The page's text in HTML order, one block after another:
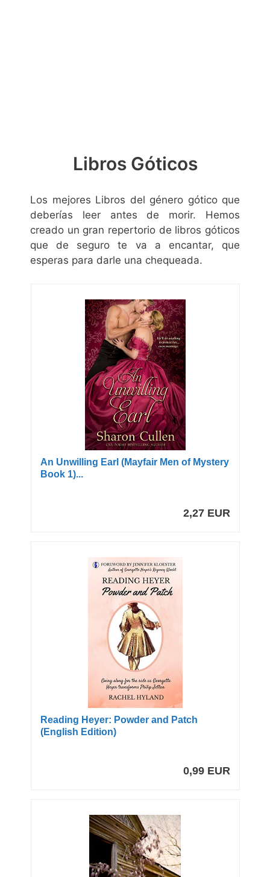
Libros Góticos
Los mejores Libros del género gótico que
deberías leer antes de morir. Hemos
creado un gran repertorio de libros góticos
que de seguro te va a encantar, que
esperas para darle una chequeada.
An Unwilling Earl (Mayfair Men of Mystery
Book 1)...
2,27 EUR
Reading Heyer: Powder and Patch
(English Edition)
0,99 EUR